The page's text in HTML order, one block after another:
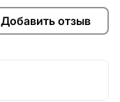
Добавить отзыв